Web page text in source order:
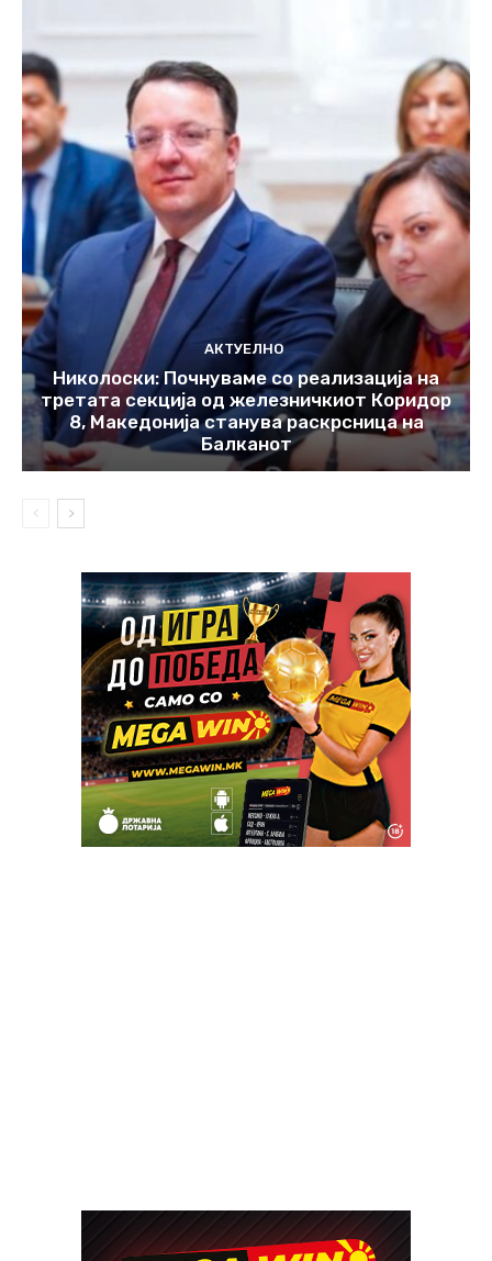
АКТУЕЛНО
Николоски: Почнуваме со реализација на
третата секција од железничкиот Коридор
8, Македонија станува раскрсница на
Балканот